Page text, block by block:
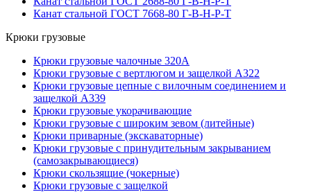
Канат стальной ГОСТ 7668-80 Г-В-Н-Р-Т
Крюки грузовые
Крюки грузовые чалочные 320А
Крюки грузовые с вертлюгом и защелкой А322
Крюки грузовые цепные с вилочным соединением и
защелкой А339
Крюки грузовые укорачивающие
Крюки грузовые с широким зевом (литейные)
Крюки приварные (экскаваторные)
Крюки грузовые с принудительным закрыванием
(самозакрывающиеся)
Крюки скользящие (чокерные)
Крюки грузовые с защелкой